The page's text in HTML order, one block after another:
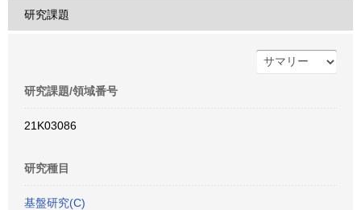
研究課題
研究課題/領域番号
21K03086
研究種目
基盤研究(C)